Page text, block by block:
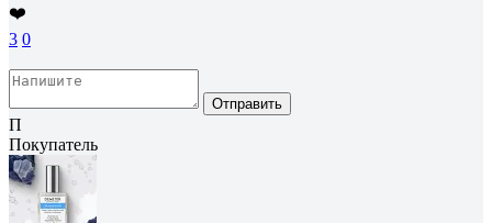
❤️
3 0
Отправить
П
Покупатель